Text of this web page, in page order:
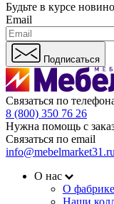
Будьте в курсе
Email
Подписаться
Связаться по
8 (800) 350 76 26
Нужна помощь с
Связаться по email
info@mebelmarket31.ru
О нас
О фабрике